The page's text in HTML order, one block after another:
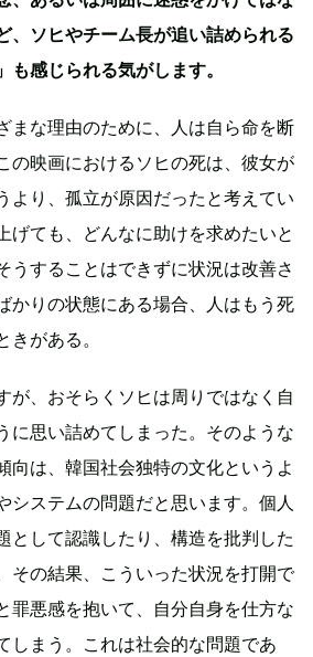
、ソヒやチーム長が追い詰められる
感じられる気がします。
まな理由のために、人は自ら命を断
の映画におけるソヒの死は、彼女が
より、孤立が原因だったと考えてい
げても、どんなに助けを求めたいと
うすることはできずに状況は改善さ
かりの状態にある場合、人はもう死
きがある。
が、おそらくソヒは周りではなく自
に思い詰めてしまった。そのような
向は、韓国社会独特の文化というよ
システムの問題だと思います。個人
として認識したり、構造を批判した
その結果、こういった状況を打開で
罪悪感を抱いて、自分自身を仕方な
しまう。これは社会的な問題であ